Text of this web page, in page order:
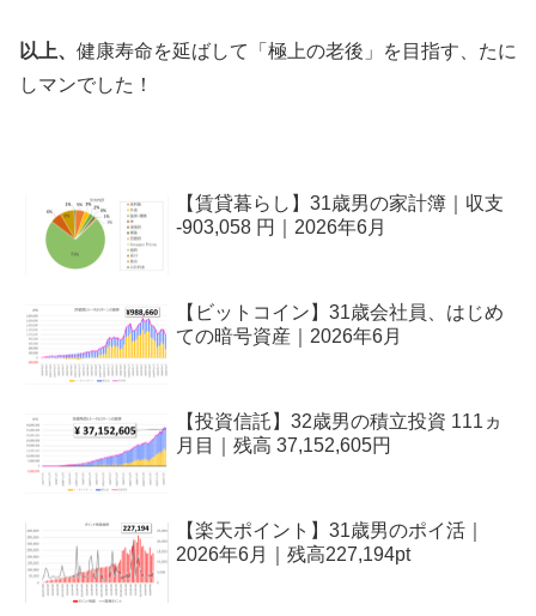
以上、 健康寿命を延ばして「極上の老後」を目指す、たに
しマンでした！
【賃貸暮らし】31歳男の家計簿｜収支
-903,058 円｜2026年6月
【ビットコイン】31歳会社員、はじめ
ての暗号資産｜2026年6月
【投資信託】32歳男の積立投資 111ヵ
月目｜残高 37,152,605円
【楽天ポイント】31歳男のポイ活｜
2026年6月｜残高227,194pt